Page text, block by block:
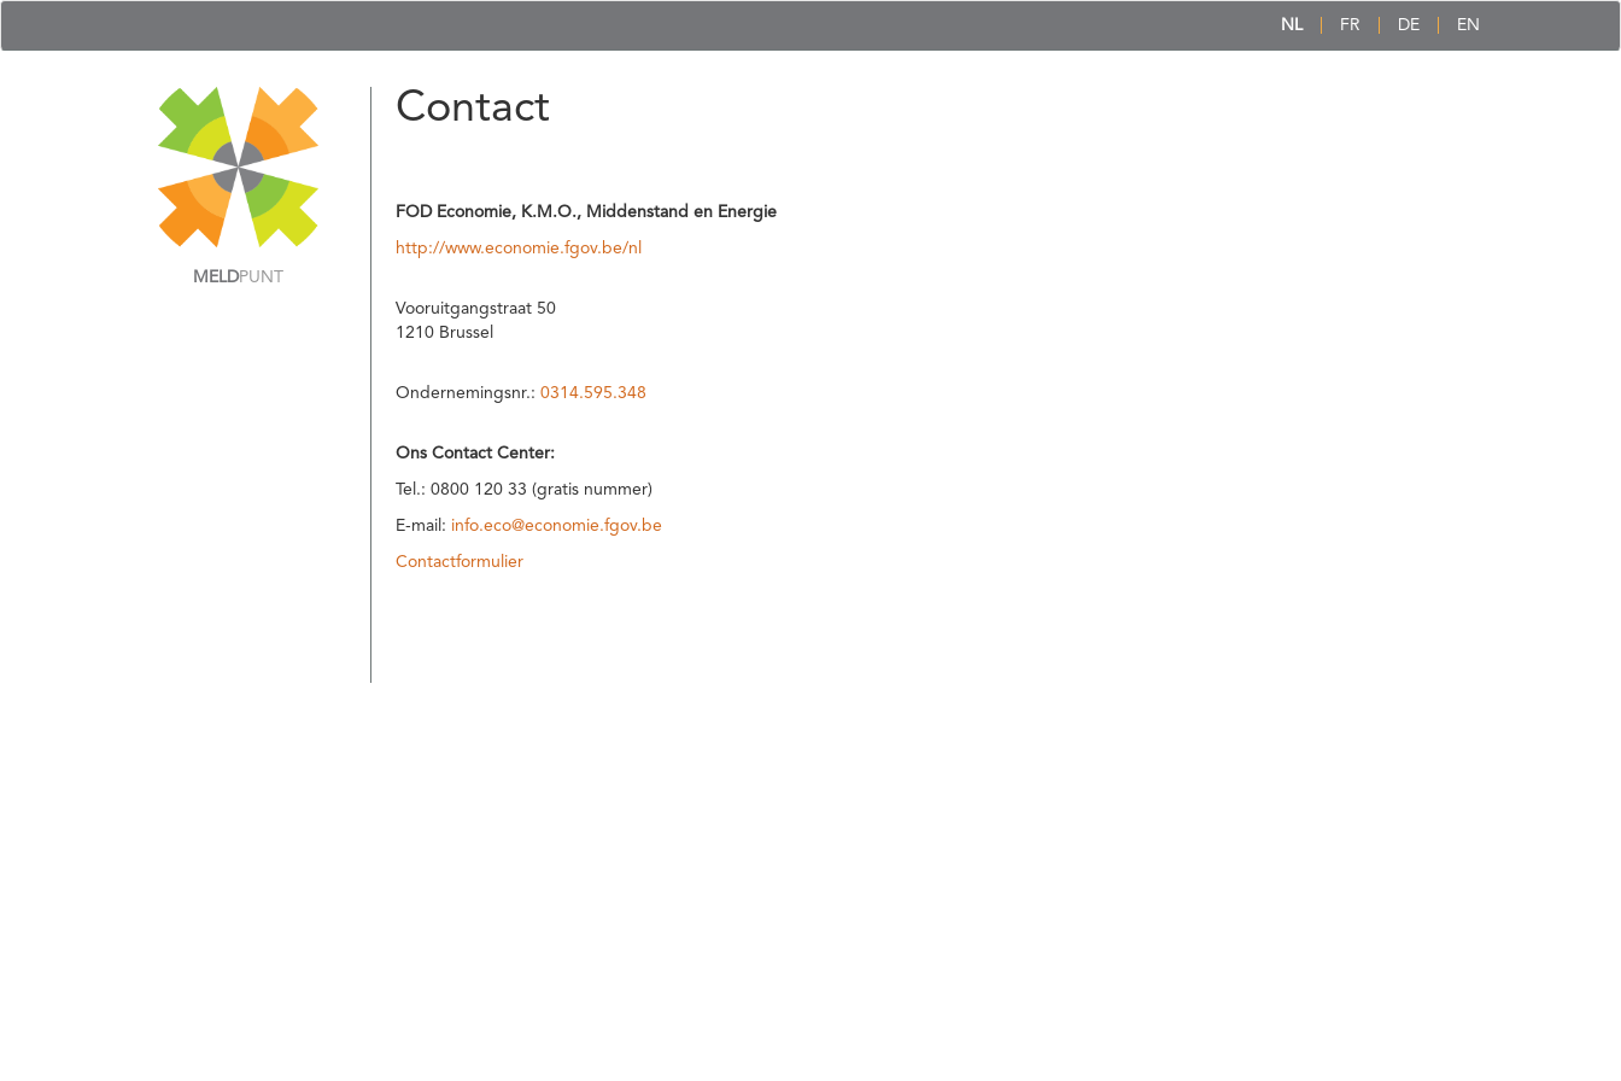
NL FR DE EN
MELDPUNT
Contact
FOD Economie, K.M.O., Middenstand en Energie
http://www.economie.fgov.be/nl
Vooruitgangstraat 50
1210 Brussel
Ondernemingsnr.: 0314.595.348
Ons Contact Center:
Tel.: 0800 120 33 (gratis nummer)
E-mail: info.eco@economie.fgov.be
Contactformulier